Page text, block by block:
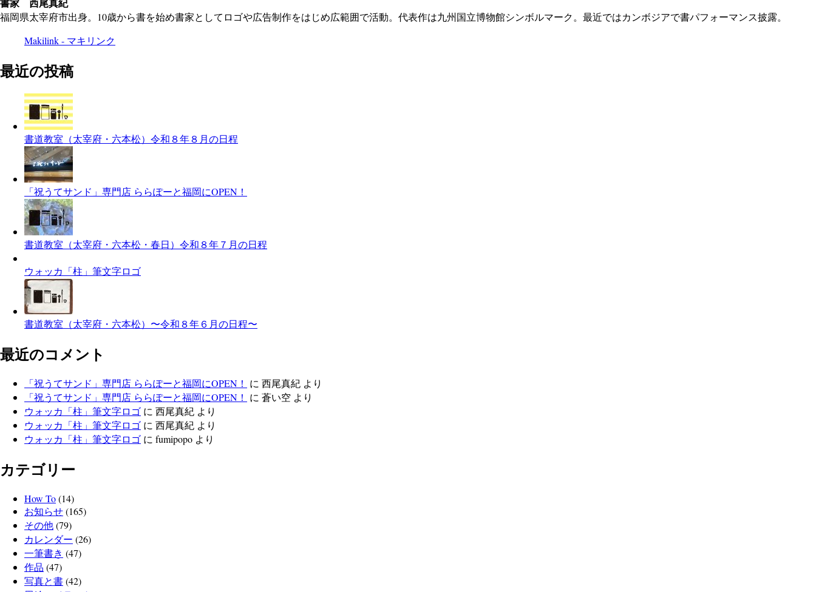
書家 西尾真紀
福岡県太宰府市出身。10歳から書を始め書家としてロゴや広告制作をはじめ広範囲で活動。代表作は九州国立博物館シンボルマーク。最近ではカンボジアで書パフォーマンス披露。
Makilink - マキリンク
最近の投稿
書道教室（太宰府・六本松）令和８年８月の日程
「祝うてサンド」専門店 ららぽーと福岡にOPEN！
書道教室（太宰府・六本松・春日）令和８年７月の日程
ウォッカ「柱」筆文字ロゴ
書道教室（太宰府・六本松）〜令和８年６月の日程〜
最近のコメント
「祝うてサンド」専門店 ららぽーと福岡にOPEN！ に 西尾真紀 より
「祝うてサンド」専門店 ららぽーと福岡にOPEN！ に 蒼い空 より
ウォッカ「柱」筆文字ロゴ に 西尾真紀 より
ウォッカ「柱」筆文字ロゴ に 西尾真紀 より
ウォッカ「柱」筆文字ロゴ に fumipopo より
カテゴリー
How To(14)
お知らせ(165)
その他(79)
カレンダー (26)
一筆書き (47)
作品 (47)
写真と書(42)